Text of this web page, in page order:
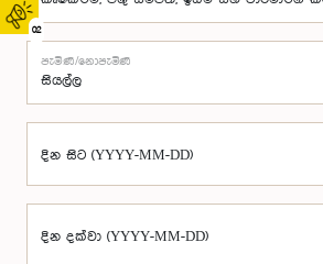
02
පැමිණි/නොපැමිණි
දින සිට (YYYY-MM-DD)
දින දක්වා (YYYY-MM-DD)